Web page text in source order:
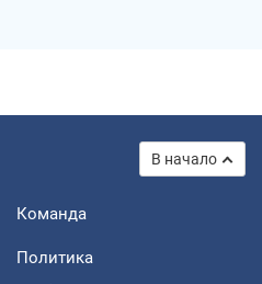
В начало
Команда
Политика